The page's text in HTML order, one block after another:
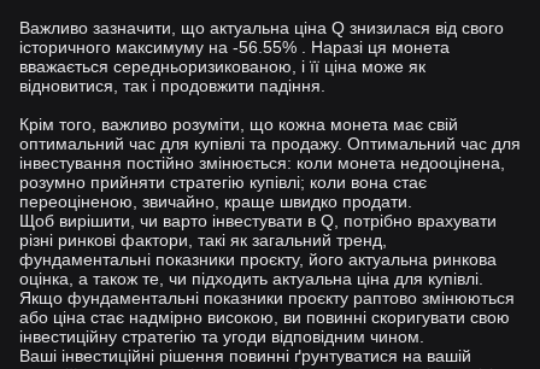
Важливо зазначити, що актуальна ціна Q знизилася від свого
історичного максимуму на -56.55% . Наразі ця монета
вважається середньоризикованою, і її ціна може як
відновитися, так і продовжити падіння.
Крім того, важливо розуміти, що кожна монета має свій
оптимальний час для купівлі та продажу. Оптимальний час для
інвестування постійно змінюється: коли монета недооцінена,
розумно прийняти стратегію купівлі; коли вона стає
переоціненою, звичайно, краще швидко продати.
Щоб вирішити, чи варто інвестувати в Q, потрібно врахувати
різні ринкові фактори, такі як загальний тренд,
фундаментальні показники проєкту, його актуальна ринкова
оцінка, а також те, чи підходить актуальна ціна для купівлі.
Якщо фундаментальні показники проєкту раптово змінюються
або ціна стає надмірно високою, ви повинні скоригувати свою
інвестиційну стратегію та угоди відповідним чином.
Ваші інвестиційні рішення повинні ґрунтуватися на вашій